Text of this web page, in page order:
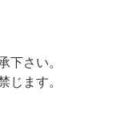
下さい。
じます。